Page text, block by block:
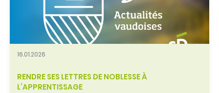
16.01.2026
RENDRE SES LETTRES DE NOBLESSE À
L’APPRENTISSAGE